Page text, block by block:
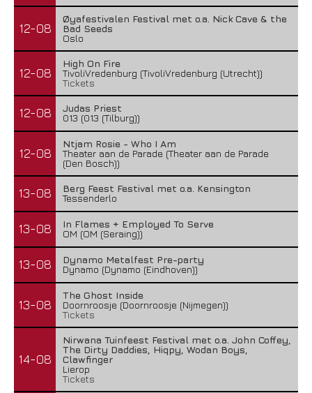
12-08
Øyafestivalen Festival met o.a. Nick Cave & the
Bad Seeds
Oslo
12-08
High On Fire
TivoliVredenburg (TivoliVredenburg (Utrecht))
Tickets
12-08
Judas Priest
013 (013 (Tilburg))
12-08
Ntjam Rosie - Who I Am
Theater aan de Parade (Theater aan de Parade
(Den Bosch))
13-08
Berg Feest Festival met o.a. Kensington
Tessenderlo
13-08
In Flames + Employed To Serve
OM (OM (Seraing))
13-08
Dynamo Metalfest Pre-party
Dynamo (Dynamo (Eindhoven))
13-08
The Ghost Inside
Doornroosje (Doornroosje (Nijmegen))
Tickets
14-08
Nirwana Tuinfeest Festival met o.a. John Coffey,
The Dirty Daddies, Hiqpy, Wodan Boys,
Clawfinger
Lierop
Tickets